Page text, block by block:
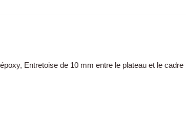
Entretoise de 10 mm entre le plateau et le cadre